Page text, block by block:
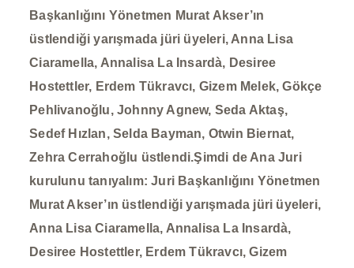
Başkanlığını Yönetmen Murat Akser’ın
üstlendiği yarışmada jüri üyeleri, Anna Lisa
Ciaramella, Annalisa La Insardà, Desiree
Hostettler, Erdem Tükravcı, Gizem Melek, Gökçe
Pehlivanoğlu, Johnny Agnew, Seda Aktaş,
Sedef Hızlan, Selda Bayman, Otwin Biernat,
Zehra Cerrahoğlu üstlendi.Şimdi de Ana Juri
kurulunu tanıyalım: Juri Başkanlığını Yönetmen
Murat Akser’ın üstlendiği yarışmada jüri üyeleri,
Anna Lisa Ciaramella, Annalisa La Insardà,
Desiree Hostettler, Erdem Tükravcı, Gizem